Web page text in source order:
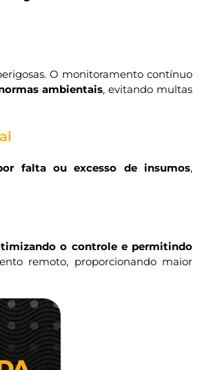
O monitoramento contínuo
ambientais, evitando multas
falta ou excesso de insumos,
o controle e permitindo
remoto, proporcionando maior